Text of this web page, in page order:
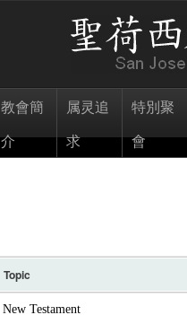
教會簡
介
属灵追
求
特別聚
會
Topic
New Testament